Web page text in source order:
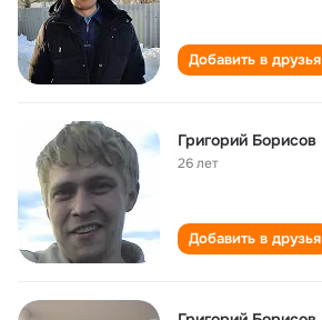
Добавить в друзья
Григорий Борисов
26 лет
Добавить в друзья